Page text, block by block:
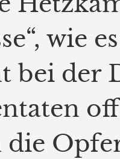
wie
bei der